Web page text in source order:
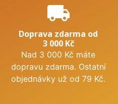
local_shipping
Doprava zdarma od
3 000 Kč
Nad 3 000 Kč máte
dopravu zdarma. Ostatní
objednávky už od 79 Kč.